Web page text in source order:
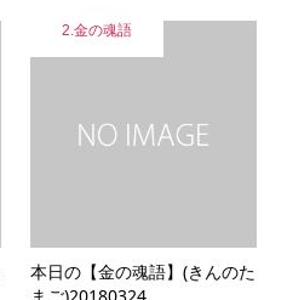
2.金の魂語
本日の【金の魂語】(きんのた